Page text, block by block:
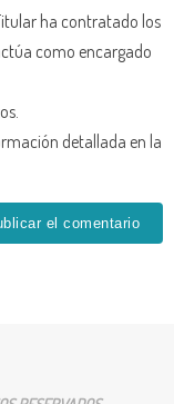
ha contratado los
como encargado
detallada en la